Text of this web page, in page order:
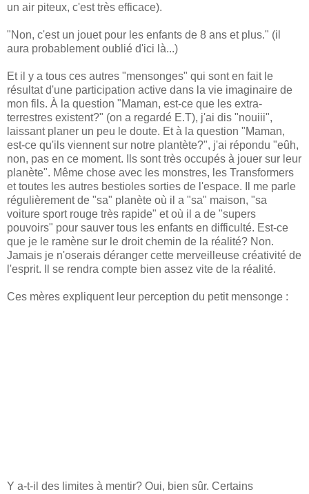
un air piteux, c'est très efficace).
"Non, c'est un jouet pour les enfants de 8 ans et plus." (il
aura probablement oublié d'ici là...)
Et il y a tous ces autres "mensonges" qui sont en fait le
résultat d'une participation active dans la vie imaginaire de
mon fils. À la question "Maman, est-ce que les extra-
terrestres existent?" (on a regardé E.T), j'ai dis "nouiii",
laissant planer un peu le doute. Et à la question "Maman,
est-ce qu'ils viennent sur notre plantète?", j'ai répondu "eûh,
non, pas en ce moment. Ils sont très occupés à jouer sur leur
planète". Même chose avec les monstres, les Transformers
et toutes les autres bestioles sorties de l'espace. Il me parle
régulièrement de "sa" planète où il a "sa" maison, "sa
voiture sport rouge très rapide" et où il a de "supers
pouvoirs" pour sauver tous les enfants en difficulté. Est-ce
que je le ramène sur le droit chemin de la réalité? Non.
Jamais je n'oserais déranger cette merveilleuse créativité de
l'esprit. Il se rendra compte bien assez vite de la réalité.
Ces mères expliquent leur perception du petit mensonge :
Y a-t-il des limites à mentir? Oui, bien sûr. Certains